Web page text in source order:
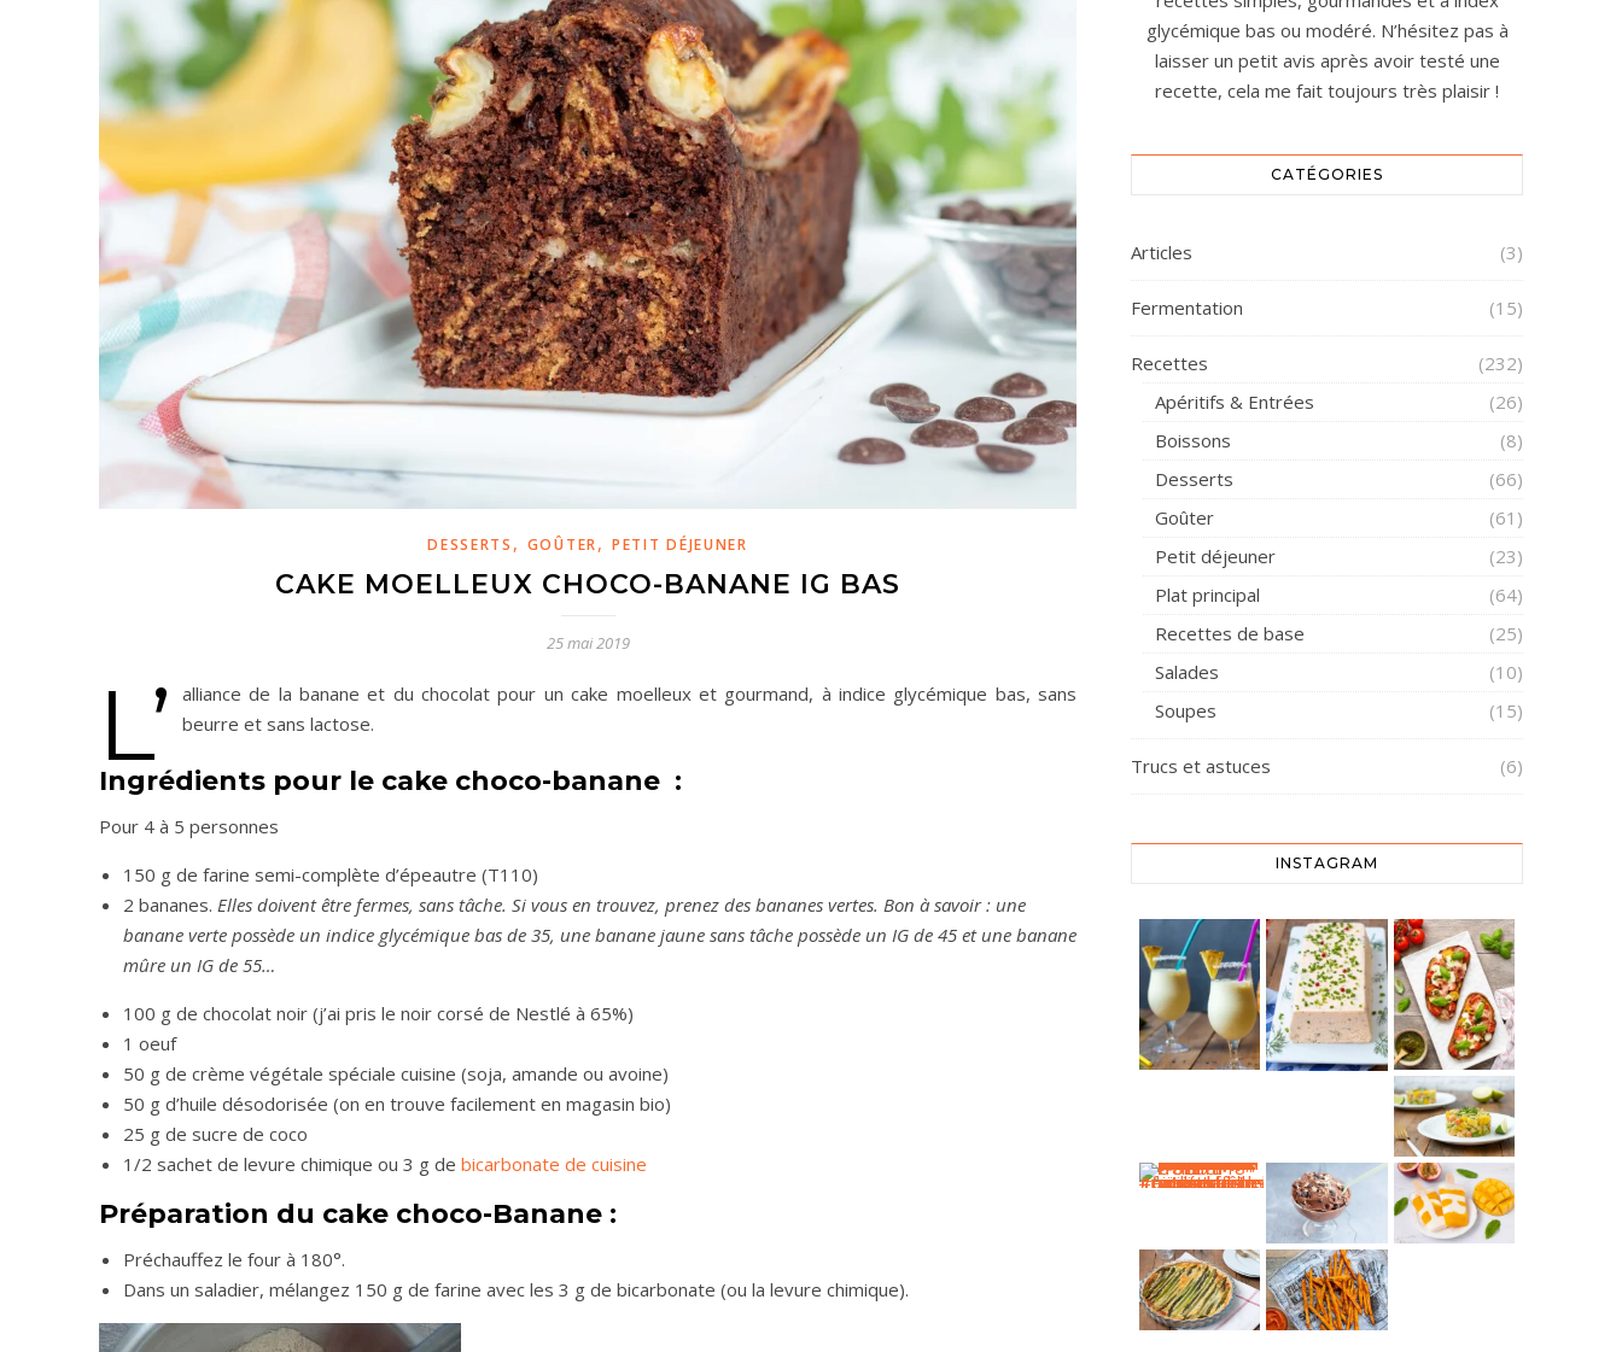
DESSERTS , GOÛTER, PETIT DÉJEUNER
CAKE MOELLEUX CHOCO-BANANE IG BAS
25 mai 2019
L’
alliance de la banane et du chocolat pour un cake moelleux et gourmand, à indice glycémique bas, sans
beurre et sans lactose.
Ingrédients pour le cake choco-banane :
Pour 4 à 5 personnes
150 g de farine semi-complète d’épeautre (T110)
2 bananes. Elles doivent être fermes, sans tâche. Si vous en trouvez, prenez des bananes vertes. Bon à savoir : une
banane verte possède un indice glycémique bas de 35, une banane jaune sans tâche possède un IG de 45 et une banane
mûre un IG de 55…
100 g de chocolat noir (j’ai pris le noir corsé de Nestlé à 65%)
1 oeuf
50 g de crème végétale spéciale cuisine (soja, amande ou avoine)
50 g d’huile désodorisée (on en trouve facilement en magasin bio)
25 g de sucre de coco
1/2 sachet de levure chimique ou 3 g de bicarbonate de cuisine
Préparation du cake choco-Banane :
Préchauffez le four à 180°.
Dans un saladier, mélangez 150 g de farine avec les 3 g de bicarbonate (ou la levure chimique).
glycémique bas ou modéré. N’hésitez pas à
laisser un petit avis après avoir testé une
recette, cela me fait toujours très plaisir !
CATÉGORIES
Articles (3)
Fermentation (15)
Recettes
(232)
Apéritifs & Entrées
(26)
Boissons
(8)
Desserts
(66)
Goûter
(61)
Petit déjeuner
(23)
Plat principal
(64)
Recettes de base
(25)
Salades
(10)
Soupes
(15)
Trucs et astuces (6)
INSTAGRAM
Piña colada
⁣ Une base d'ananas frais, de lait de Pain de poisson maison : moelleux, savoureux et
Une recette simple qui sent bon l’Italie et les
Carpaccio de poisson blanc au piment d’Espelette
La nice cream : la glace la plus simple de l’ét
Cette semaine, les températures grimpent… l'occa
La tarte de saison à ne pas manquer Cette tarte Et si vous prépariez des frites maison plus sain